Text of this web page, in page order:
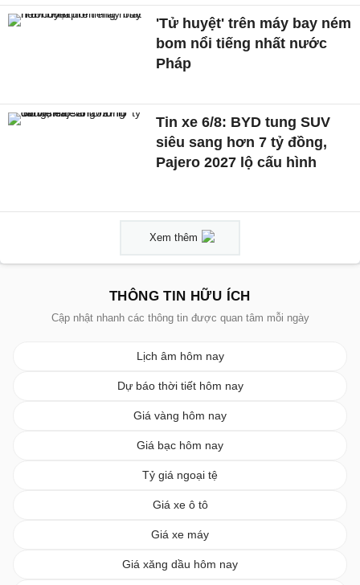
'Tử huyệt' trên máy bay ném
bom nổi tiếng nhất nước
Pháp
Tin xe 6/8: BYD tung SUV
siêu sang hơn 7 tỷ đồng,
Pajero 2027 lộ cấu hình
Xem thêm
THÔNG TIN HỮU ÍCH
Cập nhật nhanh các thông tin được quan tâm mỗi ngày
Lịch âm hôm nay
Dự báo thời tiết hôm nay
Giá vàng hôm nay
Giá bạc hôm nay
Tỷ giá ngoại tệ
Giá xe ô tô
Giá xe máy
Giá xăng dầu hôm nay